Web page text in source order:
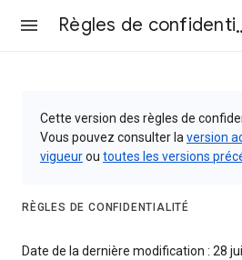
Règles de
Cette version des règles de
Vous pouvez consulter la version
vigueurou toutes les versions
RÈGLES DE CONFIDENTIALITÉ
Date de la dernière modification : 28